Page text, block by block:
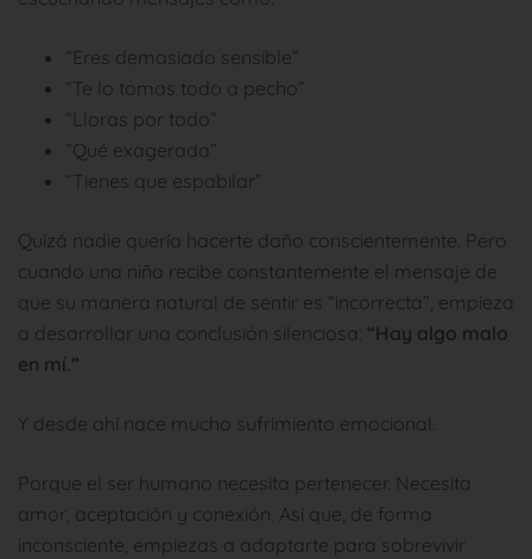
“Eres demasiado sensible”
“Te lo tomas todo a pecho”
“Lloras por todo”
“Qué exagerada”
“Tienes que espabilar”
Quizá nadie quería hacerte daño conscientemente. Pero
cuando una niña recibe constantemente el mensaje de
que su manera natural de sentir es “incorrecta”, empieza
a desarrollar una conclusión silenciosa: “Hay algo malo
en mí.”
Y desde ahí nace mucho sufrimiento emocional.
Porque el ser humano necesita pertenecer. Necesita
amor, aceptación y conexión. Así que, de forma
inconsciente, empiezas a adaptarte para sobrevivir